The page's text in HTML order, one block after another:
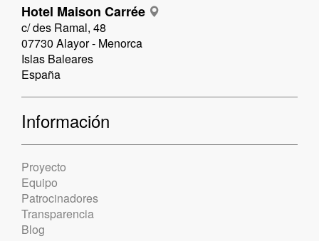
Hotel Maison Carrée
c/ des Ramal, 48
07730 Alayor - Menorca
Islas Baleares
España
Información
Proyecto
Equipo
Patrocinadores
Transparencia
Blog